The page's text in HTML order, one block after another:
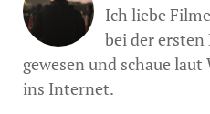
Ich liebe
bei der
gewesen und schaue
ins Internet.